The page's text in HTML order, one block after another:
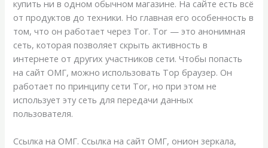
купить ни в одном обычном магазине. На сайте есть всё
от продуктов до техники. Но главная его особенность в
том, что он работает через Tor. Tor — это анонимная
сеть, которая позволяет скрыть активность в
интернете от других участников сети. Чтобы попасть
на сайт ОМГ, можно использовать Тор браузер. Он
работает по принципу сети Tor, но при этом не
использует эту сеть для передачи данных
пользователя.
Ссылка на ОМГ. Ссылка на сайт ОМГ, онион зеркала,